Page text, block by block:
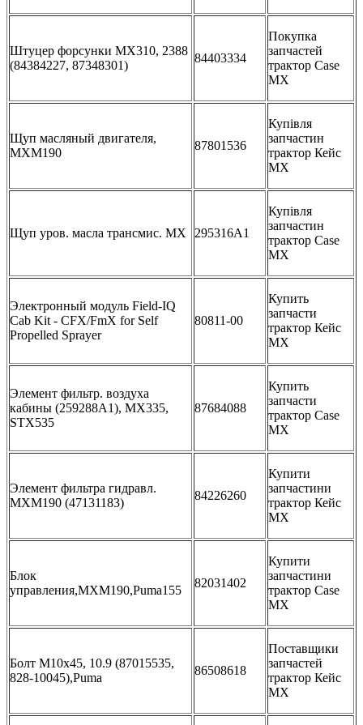
Штуцер форсунки MX310, 2388
(84384227, 87348301)
84403334
Покупка
запчастей
трактор Case
MX
Щуп масляный двигателя,
MXM190
87801536
Купівля
запчастин
трактор Кейс
МХ
Щуп уров. масла трансмис. MX 295316A1
Купівля
запчастин
трактор Case
MX
Электронный модуль Field-IQ
Cab Kit - CFX/FmX for Self
Propelled Sprayer
80811-00
Купить
запчасти
трактор Кейс
МХ
Элемент фильтр. воздуха
кабины (259288A1), MX335,
STX535
87684088
Купить
запчасти
трактор Case
MX
Элемент фильтра гидравл.
MXM190 (47131183)
84226260
Купити
запчастини
трактор Кейс
МХ
Блок
управления,MXM190,Puma155
82031402
Купити
запчастини
трактор Case
MX
Болт M10х45, 10.9 (87015535,
828-10045),Puma
86508618
Поставщики
запчастей
трактор Кейс
МХ